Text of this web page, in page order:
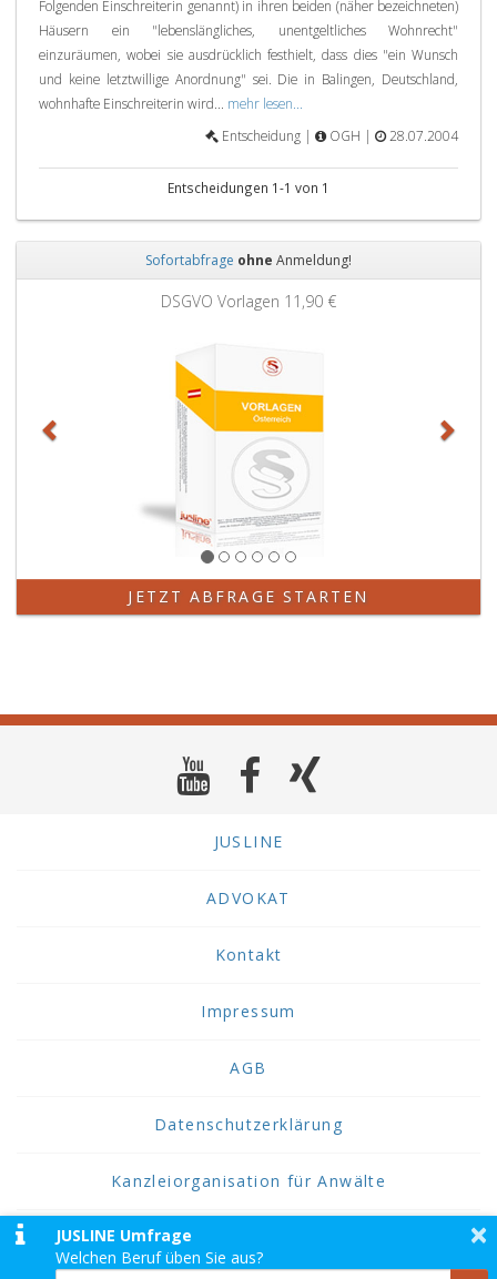
Folgenden Einschreiterin genannt) in ihren beiden (näher bezeichneten)
Häusern ein "lebenslängliches, unentgeltliches Wohnrecht"
einzuräumen, wobei sie ausdrücklich festhielt, dass dies "ein Wunsch
und keine letztwillige Anordnung" sei. Die in Balingen, Deutschland,
wohnhafte Einschreiterin wird... mehr lesen...
Entscheidung |
OGH | 28.07.2004
Entscheidungen 1-1 von 1
Sofortabfrage ohne Anmeldung!
DSGVO Vorlagen 11,90 €
JETZT ABFRAGE STARTEN
JUSLINE
ADVOKAT
Kontakt
Impressum
AGB
Datenschutzerklärung
Kanzleiorganisation für Anwälte
JUSLINE® ist eine Marke der ADVOKAT
×
JUSLINE Umfrage
Welchen Beruf üben Sie aus?